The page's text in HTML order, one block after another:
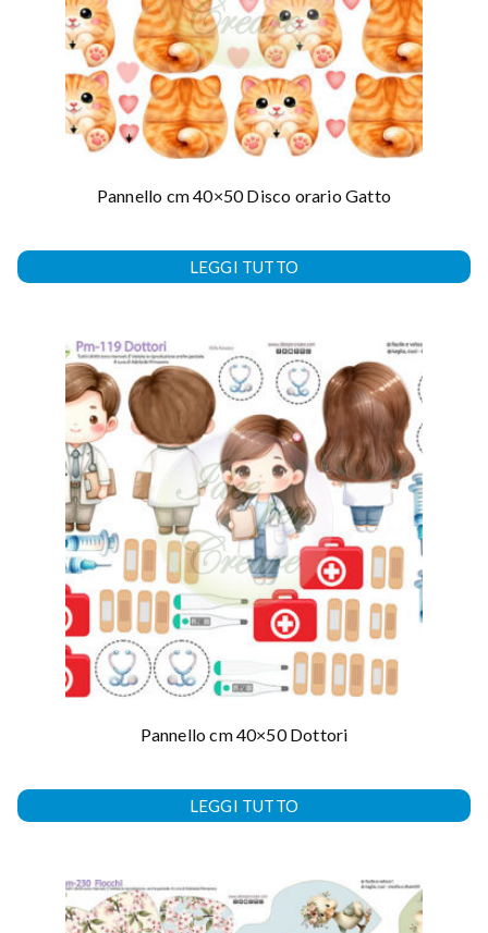
Pannello cm 40×50 Disco orario Gatto
LEGGI TUTTO
Pannello cm 40×50 Dottori
LEGGI TUTTO